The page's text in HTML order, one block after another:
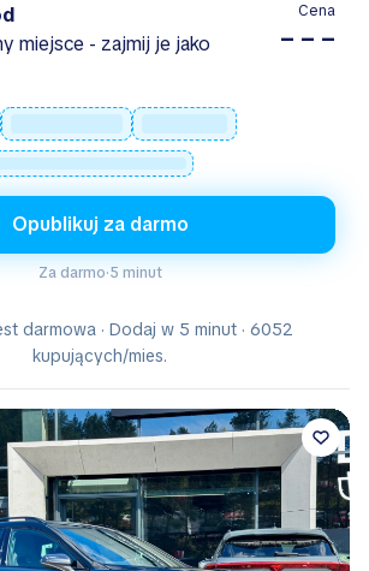
miejsce - zajmij je jako
Cena
– – –
Opublikuj za darmo
Za darmo·5 minut
darmowa · Dodaj w 5 minut · 6052
kupujących/mies.